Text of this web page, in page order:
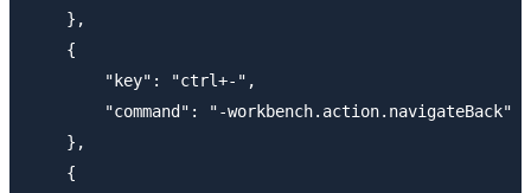
    },
    {
        "key": "ctrl+-",
        "command": "-workbench.action.navigateBack"
    },
    {